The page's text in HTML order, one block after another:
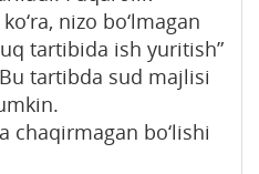
nizo bo‘lmagan
tartibida ish yuritish”
tartibda sud majlisi
chaqirmagan bo‘lishi